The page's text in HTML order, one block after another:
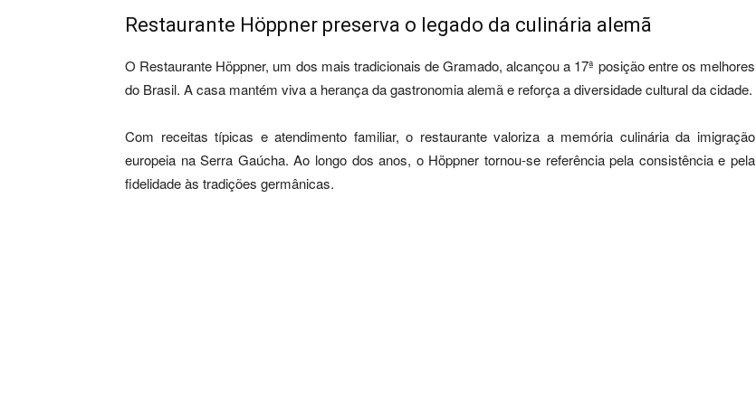
Restaurante Höppner preserva o legado da culinária alemã
O Restaurante Höppner, um dos mais tradicionais de Gramado, alcançou a 17ª posição entre os melhores
do Brasil. A casa mantém viva a herança da gastronomia alemã e reforça a diversidade cultural da cidade.
Com receitas típicas e atendimento familiar, o restaurante valoriza a memória culinária da imigração
europeia na Serra Gaúcha. Ao longo dos anos, o Höppner tornou-se referência pela consistência e pela
fidelidade às tradições germânicas.